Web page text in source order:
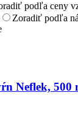
podľa ceny
Zoradiť podľa
Neflek, 500